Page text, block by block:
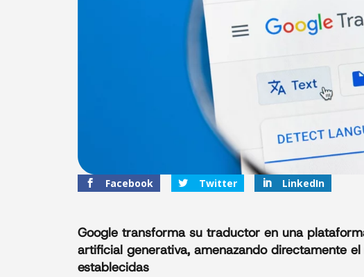
Facebook Twitter LinkedIn
Google transforma su traductor en una
artificial generativa, amenazando directamente
establecidas